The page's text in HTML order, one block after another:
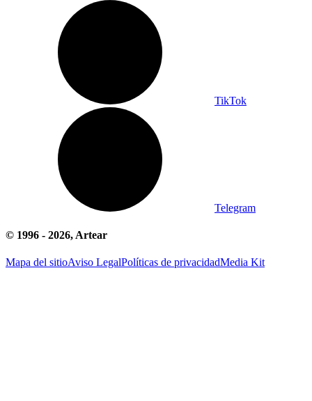
TikTok
Telegram
© 1996 - 2026, Artear
Mapa del sitioAviso LegalPolíticas de privacidadMedia Kit